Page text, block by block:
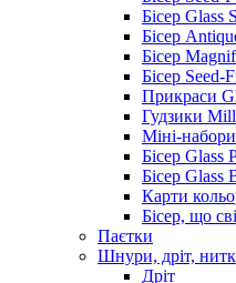
Бісер Glass
Бісер
Бісер
Бісер Seed-
Прикраси
Гудзики
Міні-набори
Бісер Glass
Бісер Glass
Карти
Бісер, що
Паєтки
Шнури, дріт,
Дріт